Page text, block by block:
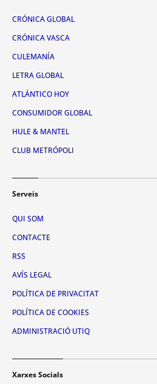
CRÓNICA GLOBAL
CRÓNICA VASCA
CULEMANÍA
LETRA GLOBAL
ATLÁNTICO HOY
CONSUMIDOR GLOBAL
HULE & MANTEL
CLUB METRÓPOLI
Serveis
QUI SOM
CONTACTE
RSS
AVÍS LEGAL
POLÍTICA DE PRIVACITAT
POLÍTICA DE COOKIES
ADMINISTRACIÓ UTIQ
Xarxes Socials